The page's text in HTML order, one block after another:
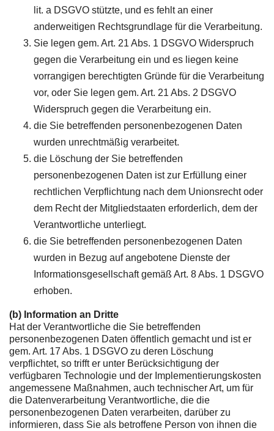
lit. a DSGVO stützte, und es fehlt an einer
anderweitigen Rechtsgrundlage für die Verarbeitung.
Sie legen gem. Art. 21 Abs. 1 DSGVO Widerspruch
gegen die Verarbeitung ein und es liegen keine
vorrangigen berechtigten Gründe für die Verarbeitung
vor, oder Sie legen gem. Art. 21 Abs. 2 DSGVO
Widerspruch gegen die Verarbeitung ein.
die Sie betreffenden personenbezogenen Daten
wurden unrechtmäßig verarbeitet.
die Löschung der Sie betreffenden
personenbezogenen Daten ist zur Erfüllung einer
rechtlichen Verpflichtung nach dem Unionsrecht oder
dem Recht der Mitgliedstaaten erforderlich, dem der
Verantwortliche unterliegt.
die Sie betreffenden personenbezogenen Daten
wurden in Bezug auf angebotene Dienste der
Informationsgesellschaft gemäß Art. 8 Abs. 1 DSGVO
erhoben.
(b) Information an Dritte
Hat der Verantwortliche die Sie betreffenden
personenbezogenen Daten öffentlich gemacht und ist er
gem. Art. 17 Abs. 1 DSGVO zu deren Löschung
verpflichtet, so trifft er unter Berücksichtigung der
verfügbaren Technologie und der Implementierungskosten
angemessene Maßnahmen, auch technischer Art, um für
die Datenverarbeitung Verantwortliche, die die
personenbezogenen Daten verarbeiten, darüber zu
informieren, dass Sie als betroffene Person von ihnen die